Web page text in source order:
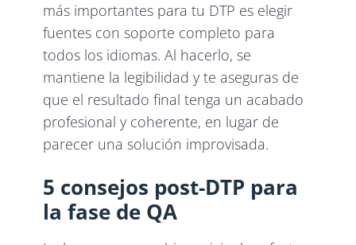
más importantes para tu DTP es elegir
fuentes con soporte completo para
todos los idiomas. Al hacerlo, se
mantiene la legibilidad y te aseguras de
que el resultado final tenga un acabado
profesional y coherente, en lugar de
parecer una solución improvisada.
5 consejos post-DTP para
la fase de QA